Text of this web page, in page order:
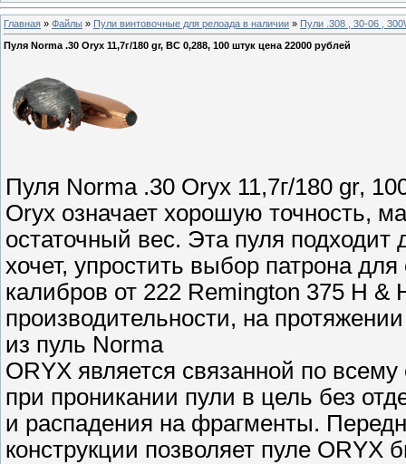
Главная » Файлы » Пули винтовочные для релоада в наличии » Пули .308 , 30-06 ,
Пуля Norma .30 Oryx 11,7г/180 gr, ВС 0,288, 100 штук цена 22000 рублей
Пуля Norma .30 Oryx 11,7г/180 gr,
Oryx означает хорошую точность,
остаточный вес. Эта пуля подходит
хочет, упростить выбор патрона
калибров от 222 Remington 375 H &
производительности, на
из пуль Norma
ORYX является связанной по
при проникании пули в цель без
и распадения на фрагменты.
конструкции позволяет пуле